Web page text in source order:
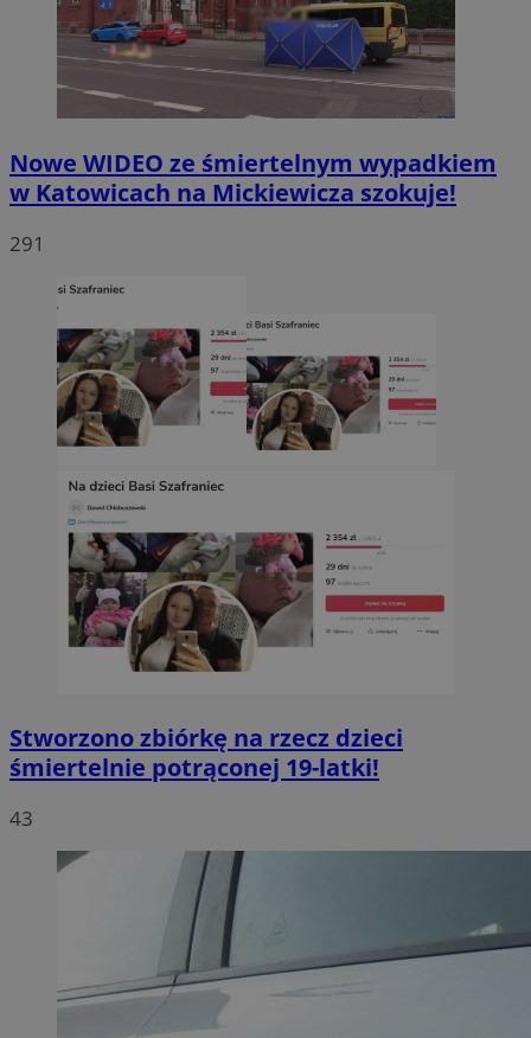
Nowe WIDEO ze śmiertelnym wypadkiem
w Katowicach na Mickiewicza szokuje!
291
Stworzono zbiórkę na rzecz dzieci
śmiertelnie potrąconej 19-latki!
43